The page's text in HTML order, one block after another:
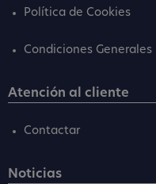
Política de Cookies
Condiciones Generales
Atención al cliente
Contactar
Noticias